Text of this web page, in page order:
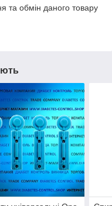
та обмін даного товару